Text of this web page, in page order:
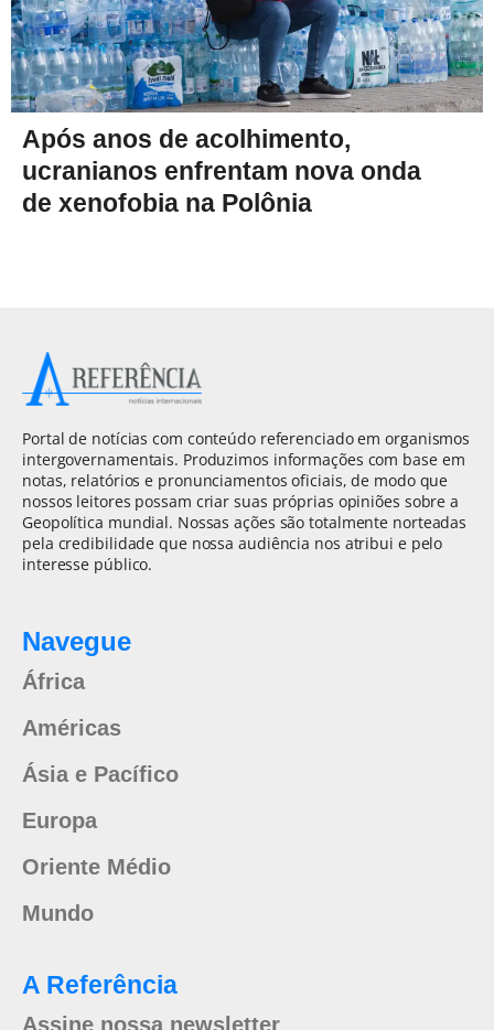
Após anos de acolhimento,
ucranianos enfrentam nova onda
de xenofobia na Polônia
Portal de notícias com conteúdo referenciado em organismos
intergovernamentais. Produzimos informações com base em
notas, relatórios e pronunciamentos oficiais, de modo que
nossos leitores possam criar suas próprias opiniões sobre a
Geopolítica mundial. Nossas ações são totalmente norteadas
pela credibilidade que nossa audiência nos atribui e pelo
interesse público.
Navegue
África
Américas
Ásia e Pacífico
Europa
Oriente Médio
Mundo
A Referência
Assine nossa newsletter